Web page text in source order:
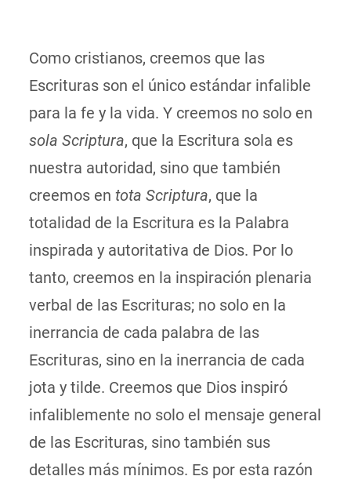
Como cristianos, creemos que las
Escrituras son el único estándar infalible
para la fe y la vida. Y creemos no solo en
sola Scriptura, que la Escritura sola es
nuestra autoridad, sino que también
creemos en tota Scriptura, que la
totalidad de la Escritura es la Palabra
inspirada y autoritativa de Dios. Por lo
tanto, creemos en la inspiración plenaria
verbal de las Escrituras; no solo en la
inerrancia de cada palabra de las
Escrituras, sino en la inerrancia de cada
jota y tilde. Creemos que Dios inspiró
infaliblemente no solo el mensaje general
de las Escrituras, sino también sus
detalles más mínimos. Es por esta razón